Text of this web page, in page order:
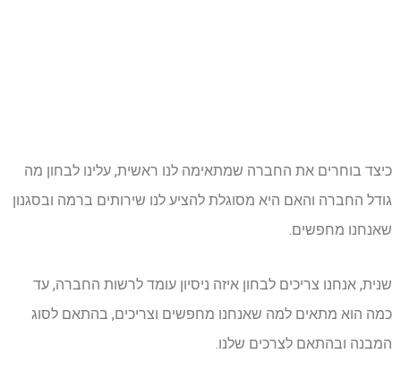
כיצד בוחרים את החברה שמתאימה לנו ראשית, עלינו לבחון מה
גודל החברה והאם היא מסוגלת להציע לנו שירותים ברמה ובסגנון
שאנחנו מחפשים.
שנית, אנחנו צריכים לבחון איזה ניסיון עומד לרשות החברה, עד
כמה הוא מתאים למה שאנחנו מחפשים וצריכים, בהתאם לסוג
המבנה ובהתאם לצרכים שלנו.